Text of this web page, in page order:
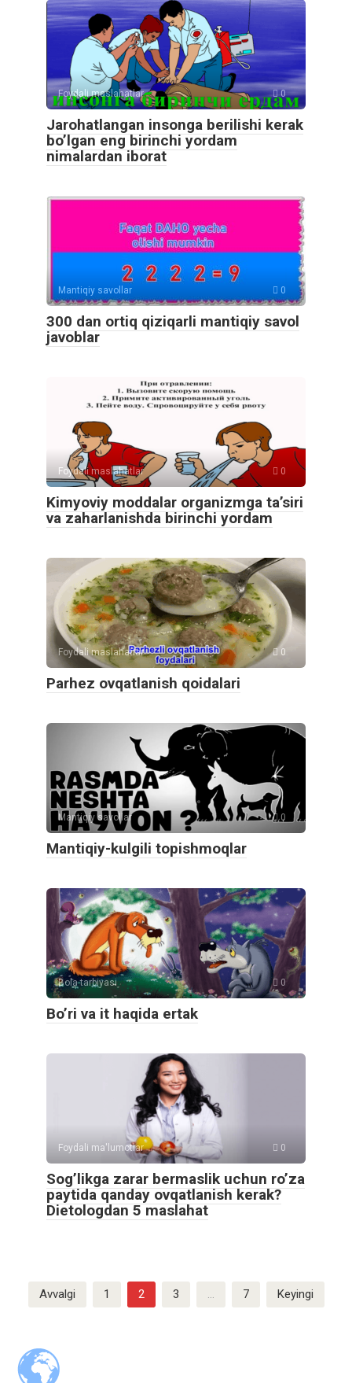
Foydali maslahatlar 0
Jarohatlangan insonga berilishi kerak
bo’lgan eng birinchi yordam
nimalardan iborat
Mantiqiy savollar 0
300 dan ortiq qiziqarli mantiqiy savol
javoblar
Foydali maslahatlar 0
Kimyoviy moddalar organizmga ta’siri
va zaharlanishda birinchi yordam
Foydali maslahatlar 0
Parhez ovqatlanish qoidalari
Mantiqiy savollar 0
Mantiqiy-kulgili topishmoqlar
Bola tarbiyasi 0
Bo’ri va it haqida ertak
Foydali ma'lumotlar 0
Sog’likga zarar bermaslik uchun ro’za
paytida qanday ovqatlanish kerak?
Dietologdan 5 maslahat
Posts
pagination
Avvalgi 1 2 3 … 7 Keyingi